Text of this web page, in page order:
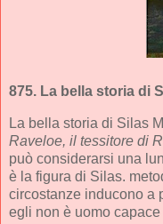
875. La bella storia di
La bella storia di Silas
Raveloe, il tessitore di
può considerarsi una
è la figura di Silas.
circostanze inducono a
egli non è uomo